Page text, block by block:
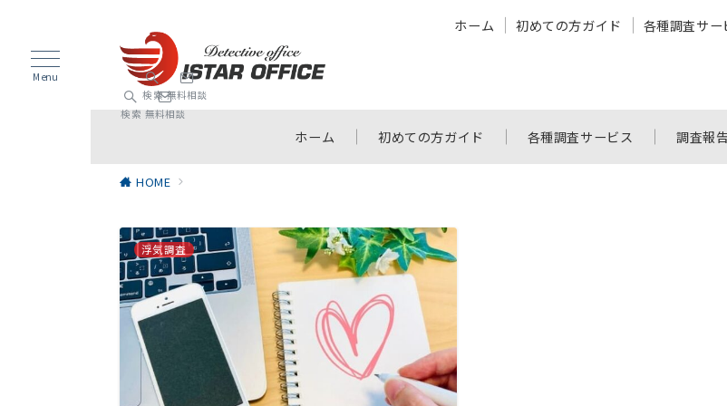
検索 無料相談
ホーム 初めての方ガイド 各種調査サービス 調査報
ホーム 初めての方ガイド 各種調査サー
検索 無料相談
HOME
浮気調査
Menu